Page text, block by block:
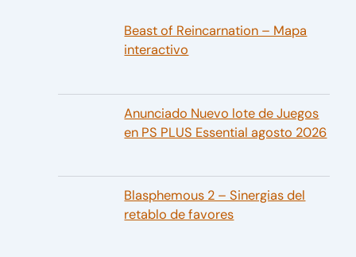
Beast of Reincarnation – Mapa
interactivo
Anunciado Nuevo lote de Juegos
en PS PLUS Essential agosto 2026
Blasphemous 2 – Sinergias del
retablo de favores